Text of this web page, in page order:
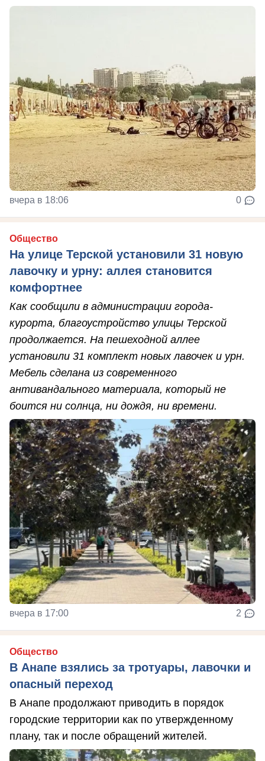
вчера в 18:06 0
Общество
На улице Терской установили 31 новую
лавочку и урну: аллея становится
комфортнее
Как сообщили в администрации города-
курорта, благоустройство улицы Терской
продолжается. На пешеходной аллее
установили 31 комплект новых лавочек и урн.
Мебель сделана из современного
антивандального материала, который не
боится ни солнца, ни дождя, ни времени.
вчера в 17:00 2
Общество
В Анапе взялись за тротуары, лавочки и
опасный переход
В Анапе продолжают приводить в порядок
городские территории как по утвержденному
плану, так и после обращений жителей.